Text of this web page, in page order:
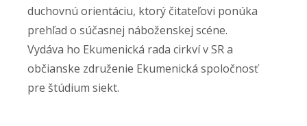
duchovnú orientáciu, ktorý čitateľovi ponúka
prehľad o súčasnej náboženskej scéne.
Vydáva ho Ekumenická rada cirkví v SR a
občianske združenie Ekumenická spoločnosť
pre štúdium siekt.